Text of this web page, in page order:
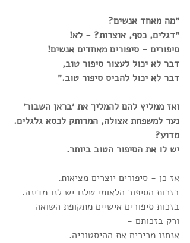
״מה מאחד אנשים?
״דגלים, כסף, אוצרות? - לא!
סיפורים - סיפורים מאחדים אנשים!
דבר לא יכול לעצור סיפור טוב,
דבר לא יכול להביס סיפור טוב.״
ואז ממליץ להם להמליך את ׳בראן השבור׳
נער למשפחת אצולה, המרותק לכסא גלגלים.
מדוע?
יש לו את הסיפור הטוב ביותר.
אז כן - סיפורים יוצרים מציאות.
בזכות הסיפור הלאומי שלנו יש לנו מדינה.
בזכות סיפורים אישיים מתקופת השואה -
ורק בזכותם -
אנחנו מכירים את ההיסטוריה.